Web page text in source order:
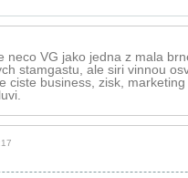
neco VG jako jedna z mala
stamgastu, ale siri vinnou
ciste business, zisk,